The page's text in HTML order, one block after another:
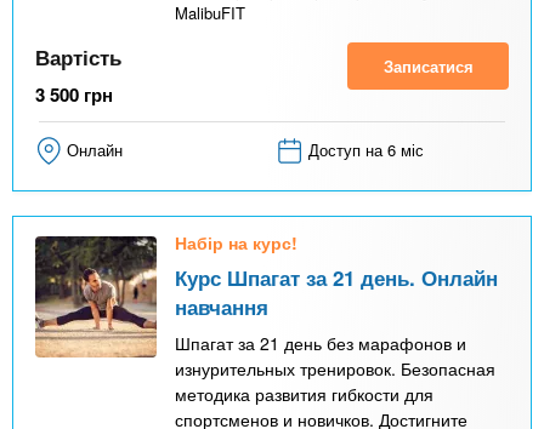
MalibuFIT
Вартість
3 500 грн
Записатися
Онлайн Доступ на 6 міс
Набір на курс!
Курс Шпагат за 21 день. Онлайн
навчання
Шпагат за 21 день без марафонов и
изнурительных тренировок. Безопасная
методика развития гибкости для
спортсменов и новичков. Достигните